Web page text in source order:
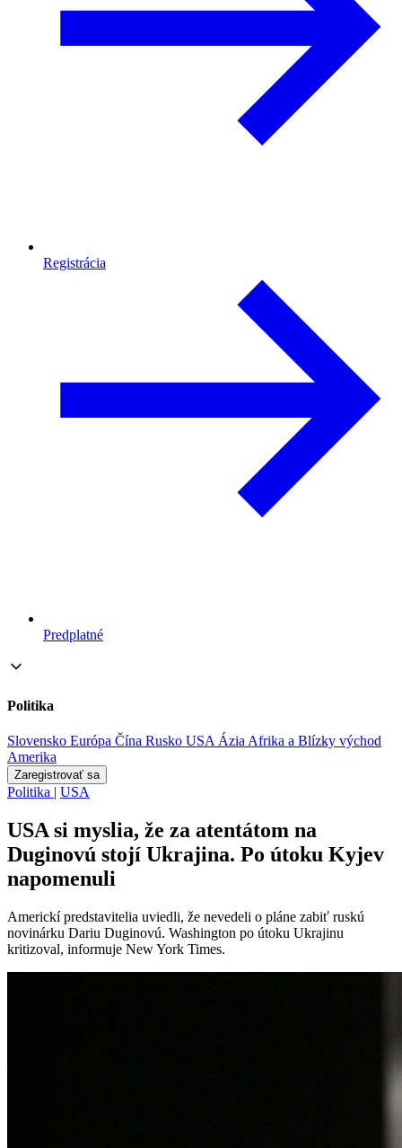
Registrácia
Predplatné
Politika
Slovensko Európa Čína Rusko USA ÁziaAfrika a Blízky východ
Amerika
Zaregistrovať sa
Politika | USA
USA si myslia, že za atentátom na
Duginovú stojí Ukrajina. Po útoku Kyjev
napomenuli
Americkí predstavitelia uviedli, že nevedeli o pláne zabiť ruskú
novinárku Dariu Duginovú. Washington po útoku Ukrajinu
kritizoval, informuje New York Times.